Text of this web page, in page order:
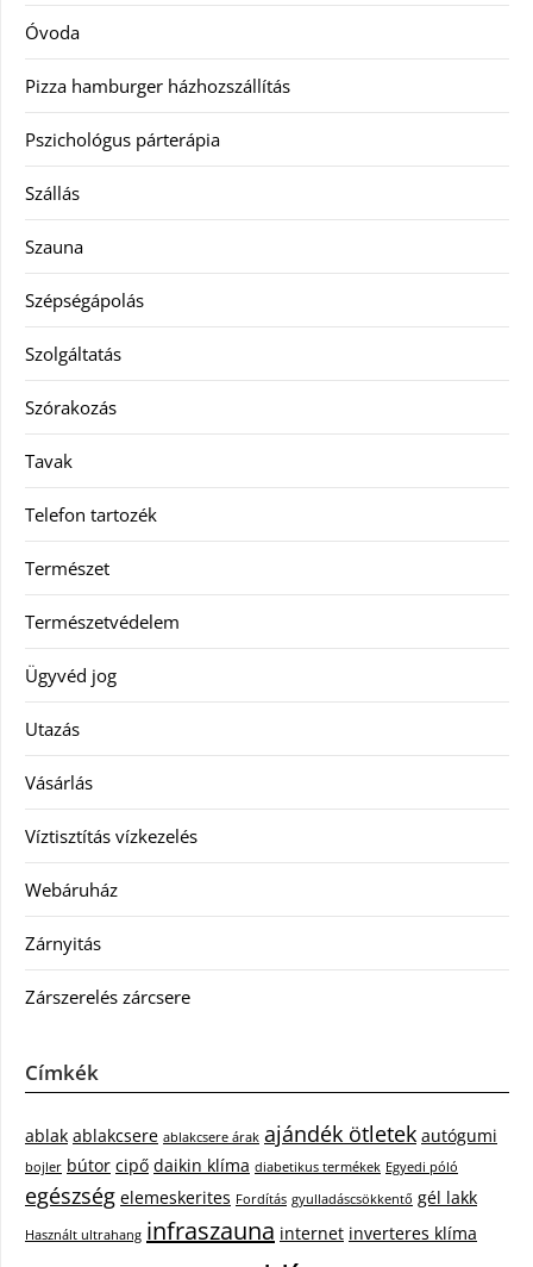
Óvoda
Pizza hamburger házhozszállítás
Pszichológus párterápia
Szállás
Szauna
Szépségápolás
Szolgáltatás
Szórakozás
Tavak
Telefon tartozék
Természet
Természetvédelem
Ügyvéd jog
Utazás
Vásárlás
Víztisztítás vízkezelés
Webáruház
Zárnyitás
Zárszerelés zárcsere
Címkék
ablak ablakcsere ablakcsere árak ajándék ötletek autógumi
bojler bútor cipő daikin klíma diabetikus termékek Egyedi póló
egészség elemeskerites Fordítás gyulladáscsökkentő gél lakk
Használt ultrahang infraszauna internet inverteres klíma